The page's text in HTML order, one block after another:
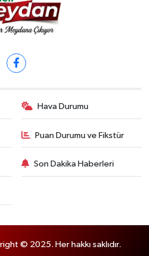
Hava Durumu
Puan Durumu ve Fikstür
Son Dakika Haberleri
© 2025. Her hakkı saklıdır.